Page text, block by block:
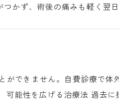
かず、術後の痛みも軽く翌